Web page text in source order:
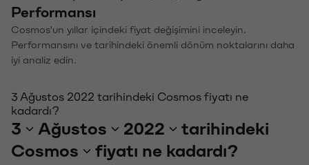
Performansı
Cosmos'un yıllar içindeki fiyat değişimini inceleyin.
Performansını ve tarihindeki önemli dönüm noktalarını daha
iyi analiz edin.
3 Ağustos 2022 tarihindeki Cosmos fiyatı ne
kadardı?
3 Ağustos 2022
tarihindeki
Cosmos
fiyatı ne kadardı?